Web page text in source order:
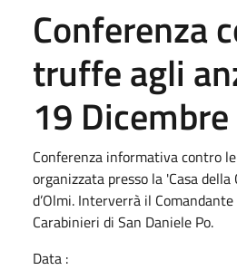
Conferenza
truffe agli
19
Conferenza informativa contro
organizzata presso la 'Casa
d’Olmi. Interverrà il
Carabinieri di San Daniele Po.
Data :